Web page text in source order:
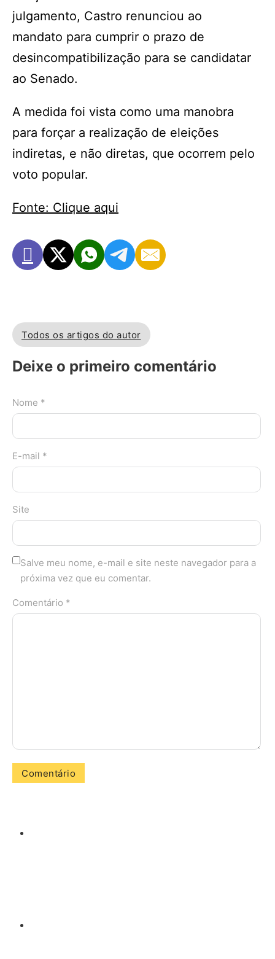
julgamento, Castro renunciou ao
mandato para cumprir o prazo de
desincompatibilização para se candidatar
ao Senado.
A medida foi vista como uma manobra
para forçar a realização de eleições
indiretas, e não diretas, que ocorrem pelo
voto popular.
Fonte: Clique aqui
Todos os artigos do autor
Deixe o primeiro comentário
Nome *
E-mail *
Site
Salve meu nome, e-mail e site neste navegador para a
próxima vez que eu comentar.
Comentário *